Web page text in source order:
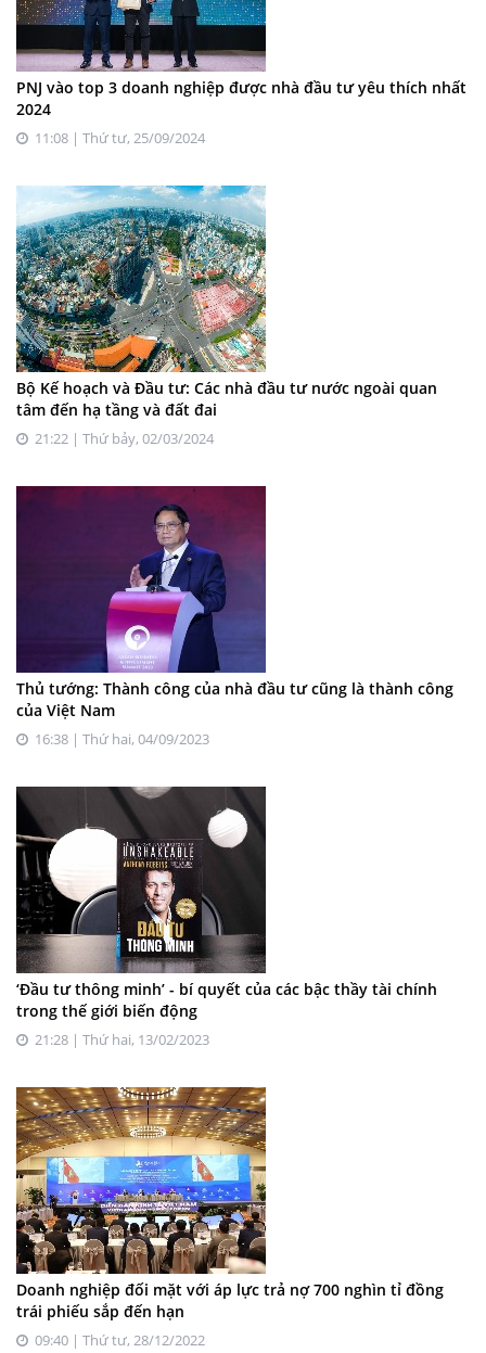
PNJ vào top 3 doanh nghiệp được nhà đầu tư yêu thích nhất
2024
11:08 | Thứ tư, 25/09/2024
Bộ Kế hoạch và Đầu tư: Các nhà đầu tư nước ngoài quan
tâm đến hạ tầng và đất đai
21:22 | Thứ bảy, 02/03/2024
Thủ tướng: Thành công của nhà đầu tư cũng là thành công
của Việt Nam
16:38 | Thứ hai, 04/09/2023
‘Đầu tư thông minh’ - bí quyết của các bậc thầy tài chính
trong thế giới biến động
21:28 | Thứ hai, 13/02/2023
Doanh nghiệp đối mặt với áp lực trả nợ 700 nghìn tỉ đồng
trái phiếu sắp đến hạn
09:40 | Thứ tư, 28/12/2022